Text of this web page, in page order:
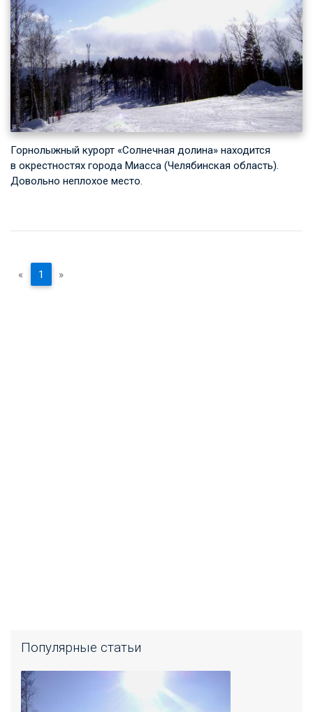
Горнолыжный курорт «Солнечная долина» находится
в окрестностях города Миасса (Челябинская область).
Довольно неплохое место.
« 1 »
Популярные статьи